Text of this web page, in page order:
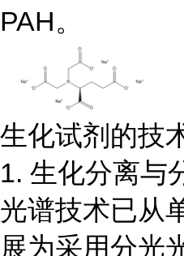
PAH。
生化试剂的技
1. 生化分离与
光谱技术已从
展为采用分光